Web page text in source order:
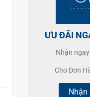
ƯU ĐÃI
Nhận
Cho Đơn
Nhận